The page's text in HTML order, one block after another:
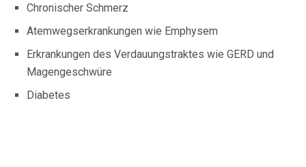
Chronischer Schmerz
Atemwegserkrankungen wie Emphysem
Erkrankungen des Verdauungstraktes wie GERD und
Magengeschwüre
Diabetes